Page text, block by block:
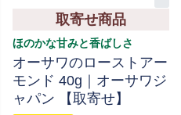
取寄せ商品
ほのかな甘みと香ばしさ
オーサワのローストアー
モンド 40g｜オーサワジ
ャパン 【取寄せ】